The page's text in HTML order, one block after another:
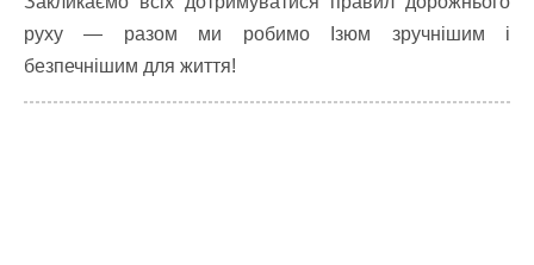
руху — разом ми робимо Ізюм зручнішим і
безпечнішим для життя!